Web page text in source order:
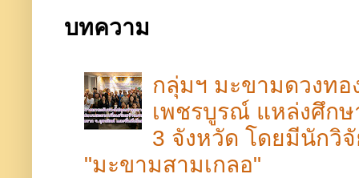
บทความ
กลุ่มฯ มะขามดวงทอ
เพชรบูรณ์​ แหล่งศึก
3 จังหวัด โดยมีนักวิ
"มะขามสามเกลอ"